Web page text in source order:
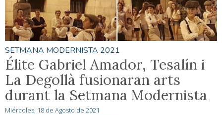
SETMANA MODERNISTA 2021
Élite Gabriel Amador, Tesalín i
La Degollà fusionaran arts
durant la Setmana Modernista
Miércoles, 18 de Agosto de 2021